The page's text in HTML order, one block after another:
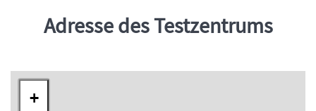
Adresse des Testzentrums
+